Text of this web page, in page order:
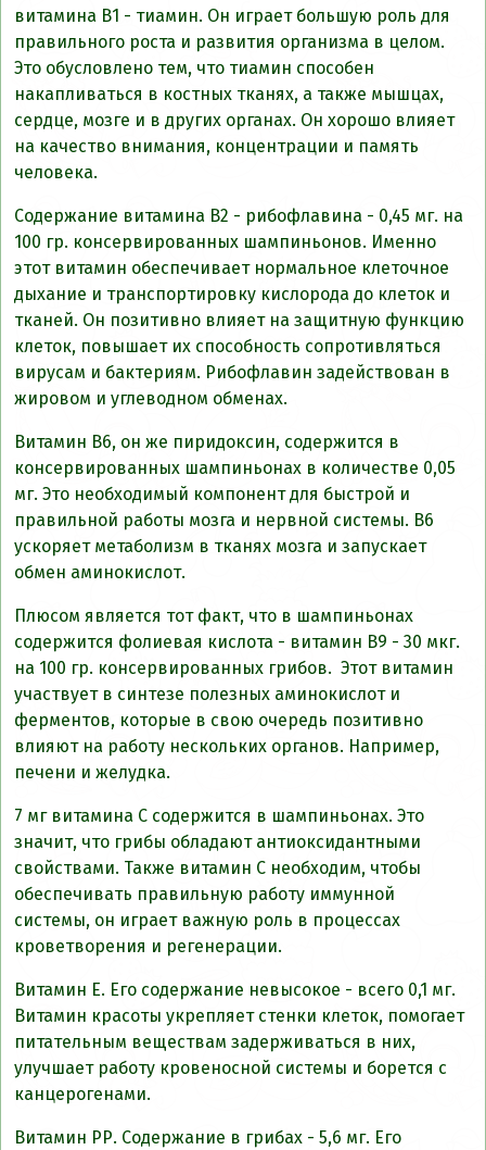
витамина В1 - тиамин. Он играет большую роль для
правильного роста и развития организма в целом.
Это обусловлено тем, что тиамин способен
накапливаться в костных тканях, а также мышцах,
сердце, мозге и в других органах. Он хорошо влияет
на качество внимания, концентрации и память
человека.
Содержание витамина В2 - рибофлавина - 0,45 мг. на
100 гр. консервированных шампиньонов. Именно
этот витамин обеспечивает нормальное клеточное
дыхание и транспортировку кислорода до клеток и
тканей. Он позитивно влияет на защитную функцию
клеток, повышает их способность сопротивляться
вирусам и бактериям. Рибофлавин задействован в
жировом и углеводном обменах.
Витамин B6, он же пиридоксин, содержится в
консервированных шампиньонах в количестве 0,05
мг. Это необходимый компонент для быстрой и
правильной работы мозга и нервной системы. В6
ускоряет метаболизм в тканях мозга и запускает
обмен аминокислот.
Плюсом является тот факт, что в шампиньонах
содержится фолиевая кислота - витамин В9 - 30 мкг.
на 100 гр. консервированных грибов. Этот витамин
участвует в синтезе полезных аминокислот и
ферментов, которые в свою очередь позитивно
влияют на работу нескольких органов. Например,
печени и желудка.
7 мг витамина С содержится в шампиньонах. Это
значит, что грибы обладают антиоксидантными
свойствами. Также витамин С необходим, чтобы
обеспечивать правильную работу иммунной
системы, он играет важную роль в процессах
кроветворения и регенерации.
Витамин Е. Его содержание невысокое - всего 0,1 мг.
Витамин красоты укрепляет стенки клеток, помогает
питательным веществам задерживаться в них,
улучшает работу кровеносной системы и борется с
канцерогенами.
Витамин РР. Содержание в грибах - 5,6 мг. Его